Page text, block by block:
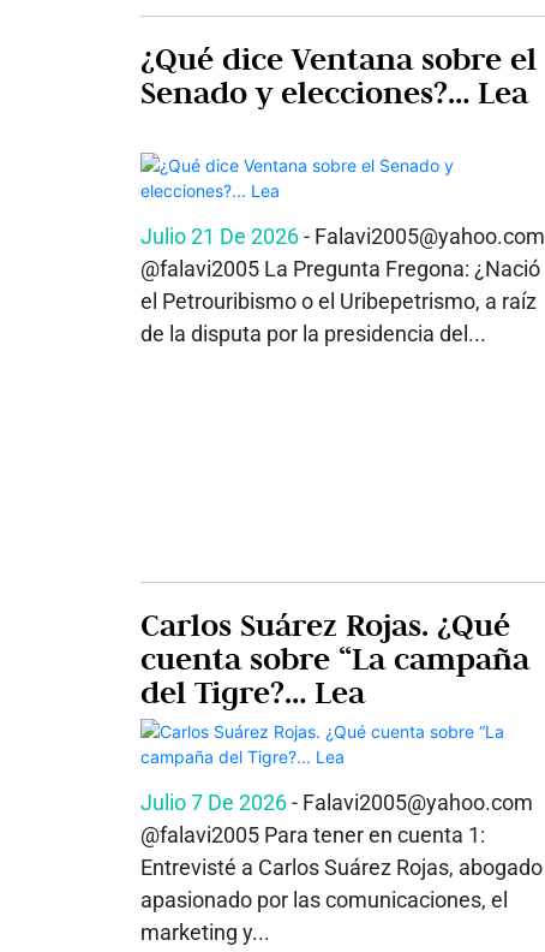
¿Qué dice Ventana sobre el
Senado y elecciones?… Lea
Julio 21 De 2026- Falavi2005@yahoo.com
@falavi2005 La Pregunta Fregona: ¿Nació
el Petrouribismo o el Uribepetrismo, a raíz
de la disputa por la presidencia del...
Carlos Suárez Rojas. ¿Qué
cuenta sobre “La campaña
del Tigre?… Lea
Julio 7 De 2026- Falavi2005@yahoo.com
@falavi2005 Para tener en cuenta 1:
Entrevisté a Carlos Suárez Rojas, abogado
apasionado por las comunicaciones, el
marketing y...